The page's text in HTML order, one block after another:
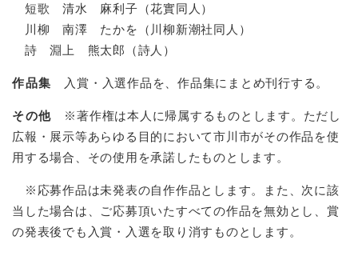
短歌 清水 麻利子（花實同人）
川柳 南澤 たかを（川柳新潮社同人）
詩 淵上 熊太郎（詩人）
作品集 入賞・入選作品を、作品集にまとめ刊行する。
その他 ※著作権は本人に帰属するものとします。ただし
広報・展示等あらゆる目的において市川市がその作品を使
用する場合、その使用を承諾したものとします。
※応募作品は未発表の自作作品とします。また、次に該
当した場合は、ご応募頂いたすべての作品を無効とし、賞
の発表後でも入賞・入選を取り消すものとします。